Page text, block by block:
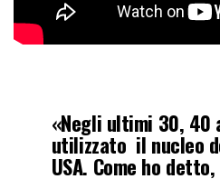
«Negli ultimi 30, 40
utilizzato il nucleo
USA. Come ho